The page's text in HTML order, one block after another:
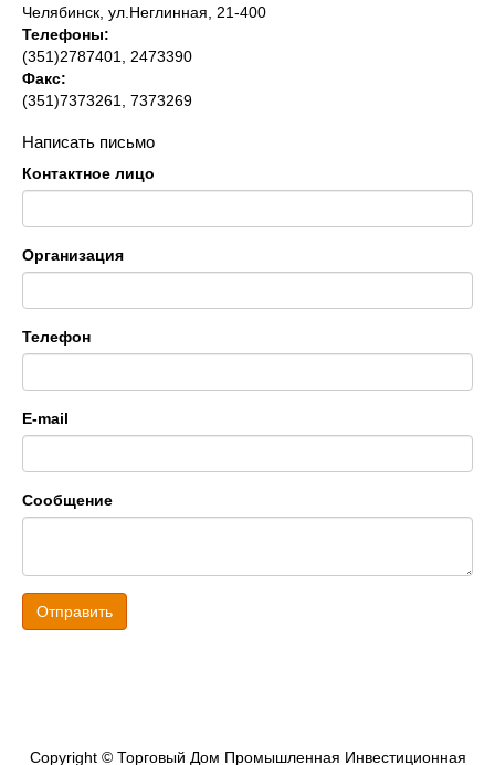
Челябинск, ул.Неглинная, 21-400
Телефоны:
(351)2787401, 2473390
Факс:
(351)7373261, 7373269
Написать письмо
Контактное лицо
Организация
Телефон
E-mail
Сообщение
Отправить
Copyright © Торговый Дом Промышленная Инвестиционная